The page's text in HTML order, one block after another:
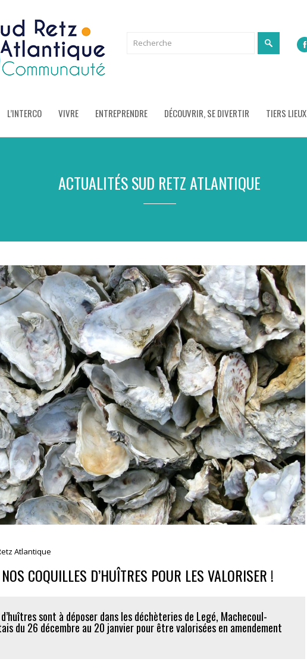
L’INTERCO VIVRE ENTREPRENDRE DÉCOUVRIR, SE DIVERTIR TIERS LIEUX
ACTUALITÉS SUD RETZ ATLANTIQUE
Atlantique
COQUILLES D’HUÎTRES POUR LES VALORISER !
sont à déposer dans les déchèteries de Legé, Machecoul-
du 26 décembre au 20 janvier pour être valorisées en amendement